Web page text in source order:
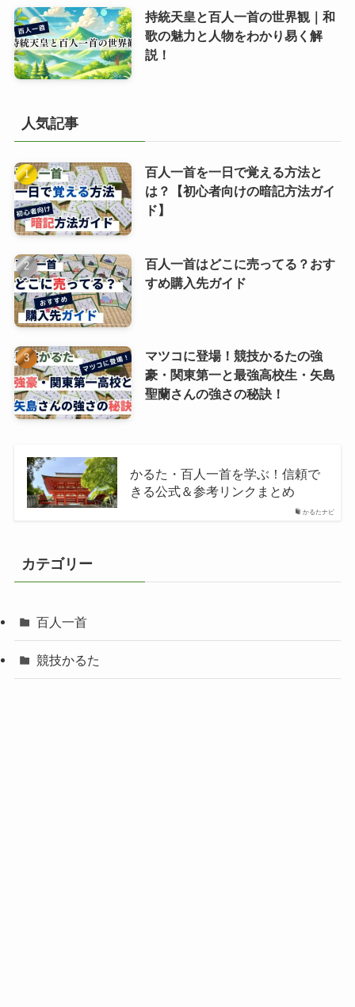
持統天皇と百人一首の世界観｜和
歌の魅力と人物をわかり易く解
説！
人気記事
百人一首を一日で覚える方法と
は？【初心者向けの暗記方法ガイ
ド】
百人一首はどこに売ってる？おす
すめ購入先ガイド
マツコに登場！競技かるたの強
豪・関東第一と最強高校生・矢島
聖蘭さんの強さの秘訣！
かるたナビ
かるた・百人一首を学ぶ！信頼で
きる公式＆参考リンクまとめ
カテゴリー
百人一首
競技かるた